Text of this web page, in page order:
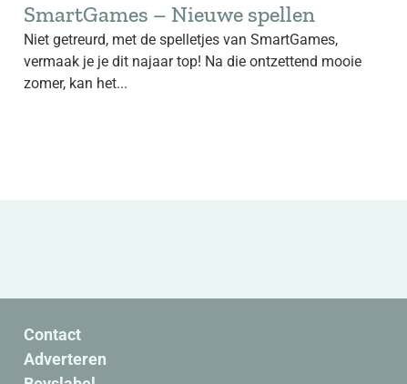
SmartGames – Nieuwe spellen
Niet getreurd, met de spelletjes van SmartGames,
vermaak je je dit najaar top! Na die ontzettend mooie
zomer, kan het...
Contact
Adverteren